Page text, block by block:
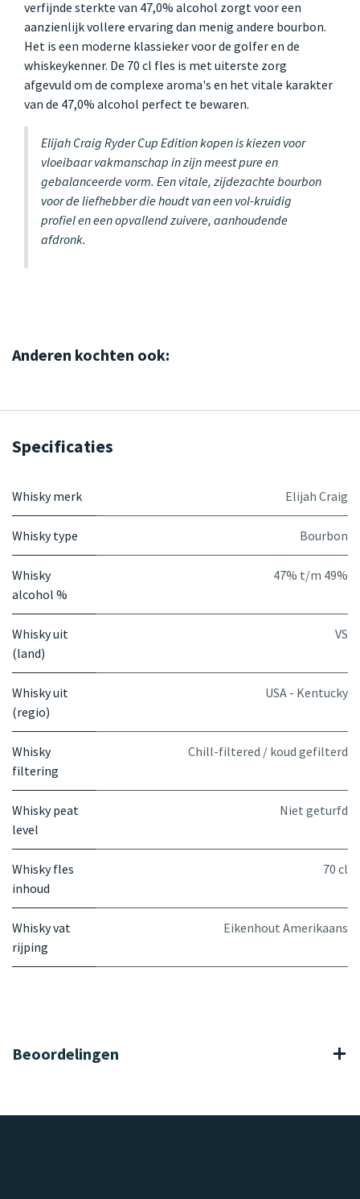
verfijnde sterkte van 47,0% alcohol zorgt voor een
aanzienlijk vollere ervaring dan menig andere bourbon.
Het is een moderne klassieker voor de golfer en de
whiskeykenner. De 70 cl fles is met uiterste zorg
afgevuld om de complexe aroma's en het vitale karakter
van de 47,0% alcohol perfect te bewaren.
Elijah Craig Ryder Cup Edition kopen is kiezen voor
vloeibaar vakmanschap in zijn meest pure en
gebalanceerde vorm. Een vitale, zijdezachte bourbon
voor de liefhebber die houdt van een vol-kruidig
profiel en een opvallend zuivere, aanhoudende
afdronk.
Anderen kochten ook:
Specificaties
Whisky merk Elijah Craig
Whisky type Bourbon
Whisky
alcohol %
47% t/m 49%
Whisky uit
(land)
VS
Whisky uit
(regio)
USA - Kentucky
Whisky
filtering
Chill-filtered / koud gefilterd
Whisky peat
level
Niet geturfd
Whisky fles
inhoud
70 cl
Whisky vat
rijping
Eikenhout Amerikaans
Beoordelingen